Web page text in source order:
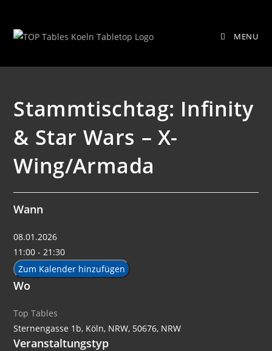
springen
MENU
– X-Wing/Armada
Stammtischtag: Infinity
& Star Wars – X-
Wing/Armada
Wann
08.01.2026
11:00 - 21:30
Zum Kalender hinzufügen
Wo
Top Tables
Sternengasse 1b, Köln, NRW, 50676, NRW
Veranstaltungstyp